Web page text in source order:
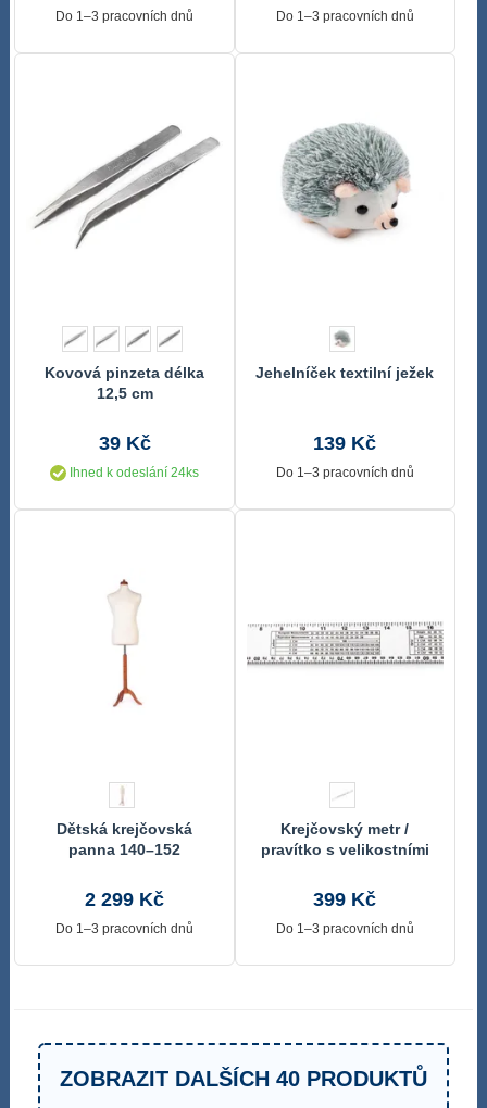
Do 1–3 pracovních dnů Do 1–3 pracovních dnů
Kovová pinzeta délka
12,5 cm
39 Kč
Ihned k odeslání 24ks
Jehelníček textilní ježek
139 Kč
Do 1–3 pracovních dnů
Dětská krejčovská
panna 140–152
2 299 Kč
Do 1–3 pracovních dnů
Krejčovský metr /
pravítko s velikostními
399 Kč
Do 1–3 pracovních dnů
ZOBRAZIT DALŠÍCH 40 PRODUKTŮ